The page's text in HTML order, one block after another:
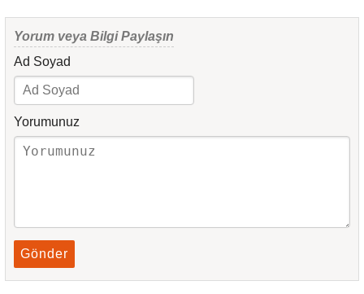
Yorum veya Bilgi Paylaşın
Ad Soyad
Yorumunuz
Gönder